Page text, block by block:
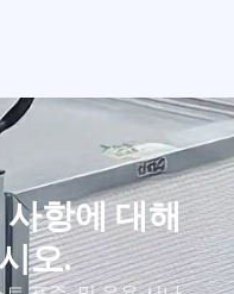
항에 대해
오.